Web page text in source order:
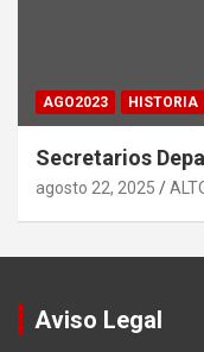
AGO2023 HISTORIA
Secretarios
agosto 22, 2025
Aviso Legal